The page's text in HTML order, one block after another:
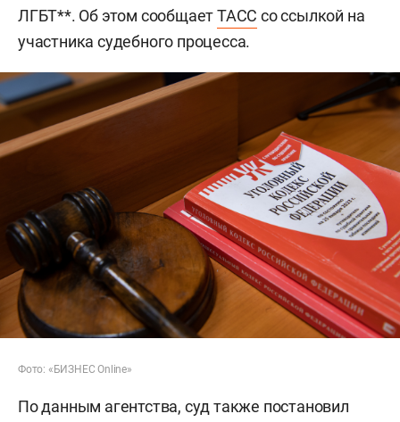
ЛГБТ**. Об этом сообщаетТАСС со ссылкой на
участника судебного процесса.
Фото: «БИЗНЕС Online»
По данным агентства, суд также постановил